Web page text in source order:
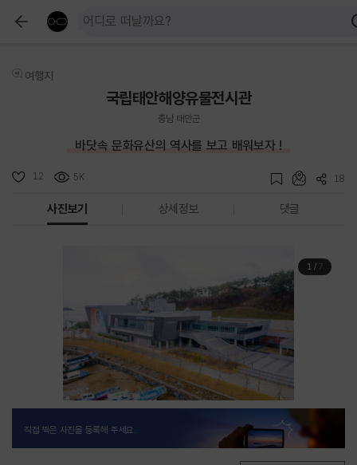
여행지
국립태안해양유물전시관
충남 태안군
바닷속 문화유산의 역사를 보고 배워보자 !
12 5K 18
사진보기 상세정보 댓글
1/ 7
직접 찍은 사진을 등록해 주세요.